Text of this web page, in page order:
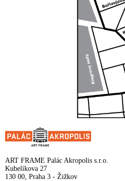
ART FRAME Palác Akropolis s.r.o.
Kubelíkova 27
130 00, Praha 3 - Žižkov